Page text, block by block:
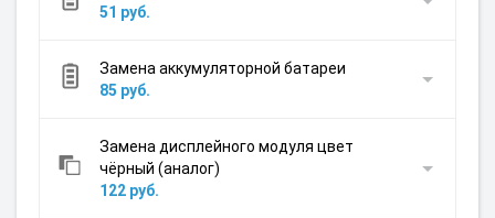
51 руб.
Замена аккумуляторной батареи
85 руб.
Замена дисплейного модуля цвет
чёрный (аналог)
122 руб.